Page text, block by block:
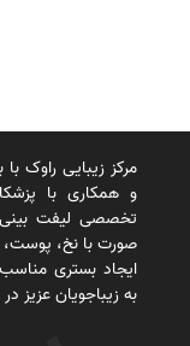
و همکاری با
تخصصی لیفت
صورت با نخ، پوست،
ایجاد بستری
به زیباجویان عزیز